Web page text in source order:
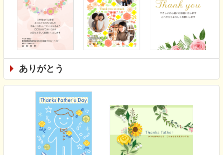
ありがとう